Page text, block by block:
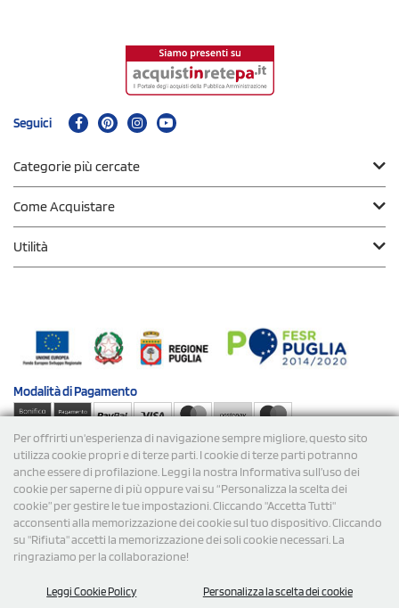
Per offrirti un'esperienza di navigazione sempre migliore, questo sito
utilizza cookie propri e di terze parti. I cookie di terze parti potranno
anche essere di profilazione. Leggi la nostra Informativa sull’uso dei
cookie per saperne di più oppure vai su “Personalizza la scelta dei
cookie” per gestire le tue impostazioni. Cliccando "Accetta Tutti"
acconsenti alla memorizzazione dei cookie sul tuo dispositivo. Cliccando
su "Rifiuta" accetti la memorizzazione dei soli cookie necessari. La
ringraziamo per la collaborazione!
Leggi Cookie Policy Personalizza la scelta dei cookie
Seguici
Categorie più cercate
Come Acquistare
Utilità
Modalità diPagamento
Spedizioni
P.Iva/C.F. 09734470967 - N° Rea MI-2110632